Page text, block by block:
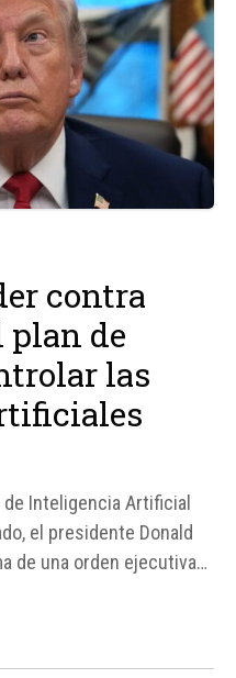
contra
plan de
las
de Inteligencia Artificial
el presidente Donald
de una orden ejecutiva
fuentes, la